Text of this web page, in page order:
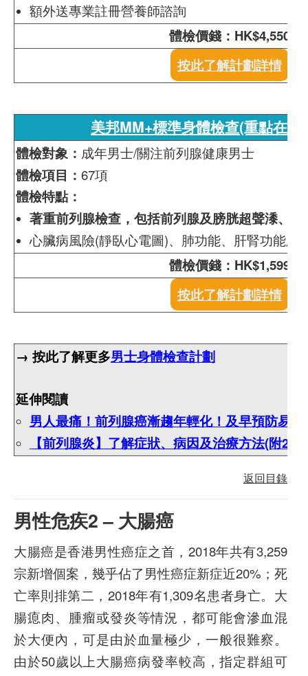
額外送專業註冊營養師諮詢
體檢價錢：HK$4,550
按此了解計劃詳情
美邦MM+標準身體檢查(重點在前
體檢對象： 成年男士/關注前列腺健康男士
體檢項目： 67項
體檢特點：
著重前列腺檢查，包括前列腺及膀胱超聲潻、
心臟病風險(靜臥心電圖)、肺功能、肝腎功能及
體檢價錢：HK$1,599
按此了解計劃詳情
→ 按此了解更多男士身體檢查計劃
延伸閱讀
男人最痛！前列腺癌漸趨年輕化！及早預防易斷
【前列腺炎】了解症狀、病因及治療方法(附
返回目錄
男性危疾2 – 大腸癌
大腸癌是香港男性癌症之首，2018年共有3,259
宗新增個案，幾乎佔了男性癌症新症近20%；死
亡率則排第二，2018年有1,309名患者身亡。大
腸瘜肉、腫瘤或發炎等情況，都可能會滲血混
於大便內，可是由於血量極少，一般很難察。
由於50歲以上大腸癌病發率較高，指定群組可